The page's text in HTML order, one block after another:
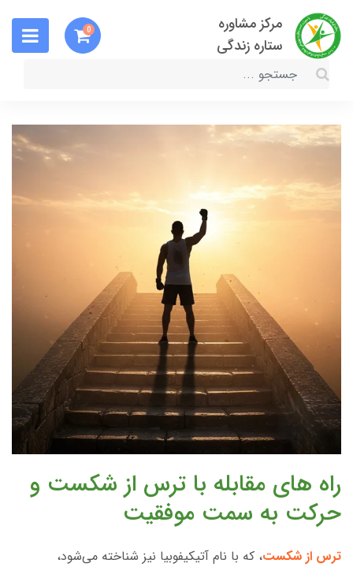
مرکز مشاوره
ستاره زندگی
0
راه های مقابله با ترس از شکست و
حرکت به سمت موفقیت
ترس از شکست، که با نام آتیکیفوبیا نیز شناخته می‌شود،